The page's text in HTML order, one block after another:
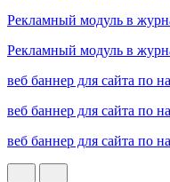
Рекламный модуль в
Рекламный модуль в
веб баннер для сайта по
веб баннер для сайта по
веб баннер для сайта по